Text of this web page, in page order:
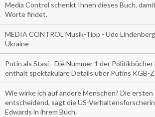
Media Control schenkt Ihnen dieses Buch,
Worte findet.
MEDIA CONTROL Musik-Tipp - Udo
Ukraine
Putin als Stasi - Die Nummer 1 der
enthält spektakuläre Details über Putins KGB-
Wie wirke ich auf andere Menschen? Die
entscheidend, sagt die US-Verhaltensforscherin
Edwards in ihrem Buch.